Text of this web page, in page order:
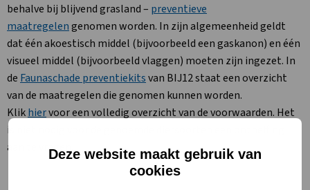
Deze website maakt gebruik van
cookies
behalve bij blijvend grasland – preventieve
maatregelengenomen worden. In zijn algemeenheid geldt
dat één akoestisch middel (bijvoorbeeld een gaskanon) en één
visueel middel (bijvoorbeeld vlaggen) moeten zijn ingezet. In
de Faunaschade preventiekitsvan BIJ12 staat een overzicht
van de maatregelen die genomen kunnen worden.
Klikhiervoor een volledig overzicht van de voorwaarden. Het
is niet nodig voor de genoemde diersoorten een ontheffing
aan te vragen.